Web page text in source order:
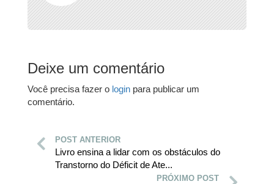
Deixe um comentário
Você precisa fazer o login para publicar um
comentário.
POST ANTERIOR
Livro ensina a lidar com os obstáculos do
Transtorno do Déficit de Ate...
PRÓXIMO POST